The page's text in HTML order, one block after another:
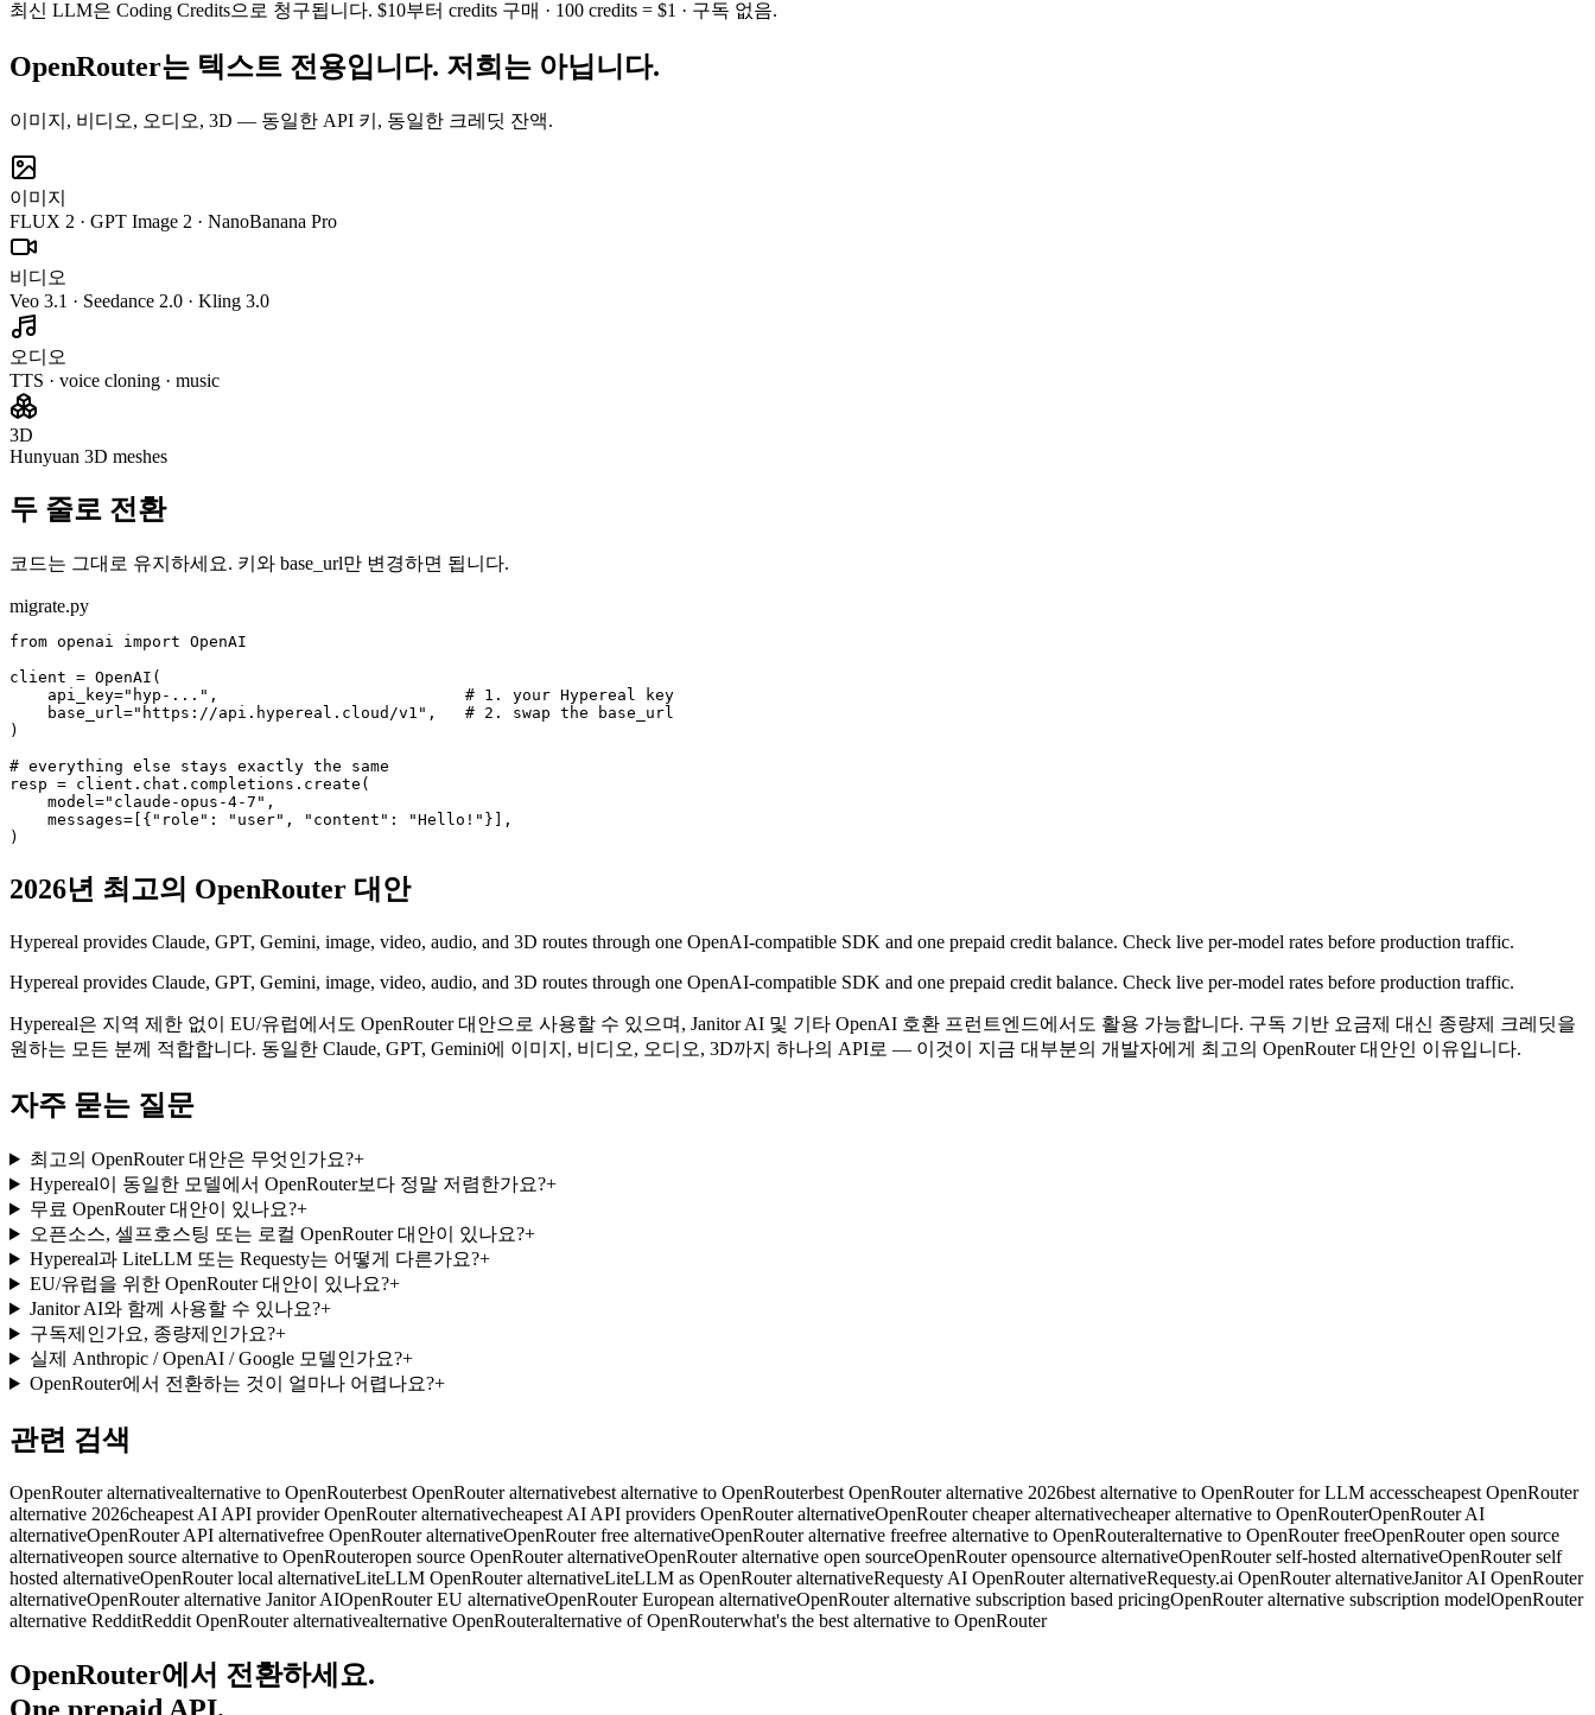
최신 LLM은 Coding Credits으로 청구됩니다. $10부터 credits 구매 · 100 credits = $1 · 구독 없음.
OpenRouter는 텍스트 전용입니다. 저희는 아닙니다.
이미지, 비디오, 오디오, 3D — 동일한 API 키, 동일한 크레딧 잔액.
이미지
FLUX 2 · GPT Image 2 · NanoBanana Pro
비디오
Veo 3.1 · Seedance 2.0 · Kling 3.0
오디오
TTS · voice cloning · music
3D
Hunyuan 3D meshes
두 줄로 전환
코드는 그대로 유지하세요. 키와 base_url만 변경하면 됩니다.
migrate.py
from openai import OpenAI
client = OpenAI(
    api_key="hyp-...",                          # 1. your Hypereal key
    base_url="https://api.hypereal.cloud/v1",   # 2. swap the base_url
)
# everything else stays exactly the same
resp = client.chat.completions.create(
    model="claude-opus-4-7",
    messages=[{"role": "user", "content": "Hello!"}],
)
2026년 최고의 OpenRouter 대안
Hypereal provides Claude, GPT, Gemini, image, video, audio, and 3D routes through one OpenAI-compatible SDK and one prepaid credit balance. Check live per-model rates before production traffic.
Hypereal provides Claude, GPT, Gemini, image, video, audio, and 3D routes through one OpenAI-compatible SDK and one prepaid credit balance. Check live per-model rates before production traffic.
Hypereal은 지역 제한 없이 EU/유럽에서도 OpenRouter 대안으로 사용할 수 있으며, Janitor AI 및 기타 OpenAI 호환 프런트엔드에서도 활용 가능합니다. 구독 기반 요금제 대신 종량제 크레딧을
원하는 모든 분께 적합합니다. 동일한 Claude, GPT, Gemini에 이미지, 비디오, 오디오, 3D까지 하나의 API로 — 이것이 지금 대부분의 개발자에게 최고의 OpenRouter 대안인 이유입니다.
자주 묻는 질문
최고의 OpenRouter 대안은 무엇인가요?+
Hypereal이 동일한 모델에서 OpenRouter보다 정말 저렴한가요?+
무료 OpenRouter 대안이 있나요?+
오픈소스, 셀프호스팅 또는 로컬 OpenRouter 대안이 있나요?+
Hypereal과 LiteLLM 또는 Requesty는 어떻게 다른가요?+
EU/유럽을 위한 OpenRouter 대안이 있나요?+
Janitor AI와 함께 사용할 수 있나요?+
구독제인가요, 종량제인가요?+
실제 Anthropic / OpenAI / Google 모델인가요?+
OpenRouter에서 전환하는 것이 얼마나 어렵나요?+
관련 검색
OpenRouter alternativealternative to OpenRouterbest OpenRouter alternativebest alternative to OpenRouterbest OpenRouter alternative 2026best alternative to OpenRouter for LLM accesscheapest OpenRouter
alternative 2026cheapest AI API provider OpenRouter alternativecheapest AI API providers OpenRouter alternativeOpenRouter cheaper alternativecheaper alternative to OpenRouterOpenRouter AI
alternativeOpenRouter API alternativefree OpenRouter alternativeOpenRouter free alternativeOpenRouter alternative freefree alternative to OpenRouteralternative to OpenRouter freeOpenRouter open source
alternativeopen source alternative to OpenRouteropen source OpenRouter alternativeOpenRouter alternative open sourceOpenRouter opensource alternativeOpenRouter self-hosted alternativeOpenRouter self
hosted alternativeOpenRouter local alternativeLiteLLM OpenRouter alternativeLiteLLM as OpenRouter alternativeRequesty AI OpenRouter alternativeRequesty.ai OpenRouter alternativeJanitor AI OpenRouter
alternativeOpenRouter alternative Janitor AIOpenRouter EU alternativeOpenRouter European alternativeOpenRouter alternative subscription based pricingOpenRouter alternative subscription modelOpenRouter
alternative RedditReddit OpenRouter alternativealternative OpenRouteralternative of OpenRouterwhat's the best alternative to OpenRouter
OpenRouter에서 전환하세요.
One prepaid API.